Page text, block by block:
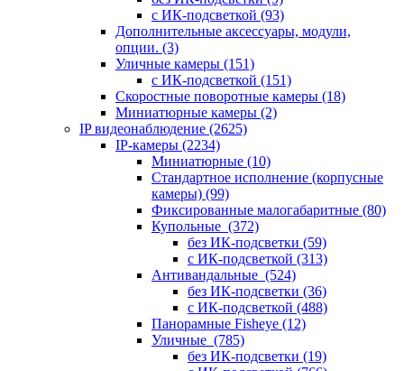
с ИК-подсветкой (93)
Дополнительные аксессуары, модули,
опции. (3)
Уличные камеры (151)
с ИК-подсветкой (151)
Скоростные поворотные камеры (18)
Миниатюрные камеры (2)
IP видеонаблюдение (2625)
IP-камеры (2234)
Миниатюрные (10)
Стандартное исполнение (корпусные
камеры) (99)
Фиксированные малогабаритные (80)
Купольные (372)
без ИК-подсветки (59)
с ИК-подсветкой (313)
Антивандальные (524)
без ИК-подсветки (36)
с ИК-подсветкой (488)
Панорамные Fisheye (12)
Уличные (785)
без ИК-подсветки (19)